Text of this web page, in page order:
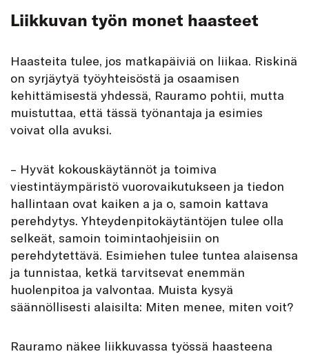
Liikkuvan työn monet haasteet
Haasteita tulee, jos matkapäiviä on liikaa. Riskinä
on syrjäytyä työyhteisöstä ja osaamisen
kehittämisestä yhdessä, Rauramo pohtii, mutta
muistuttaa, että tässä työnantaja ja esimies
voivat olla avuksi.
– Hyvät kokouskäytännöt ja toimiva
viestintäympäristö vuorovaikutukseen ja tiedon
hallintaan ovat kaiken a ja o, samoin kattava
perehdytys. Yhteydenpitokäytäntöjen tulee olla
selkeät, samoin toimintaohjeisiin on
perehdytettävä. Esimiehen tulee tuntea alaisensa
ja tunnistaa, ketkä tarvitsevat enemmän
huolenpitoa ja valvontaa. Muista kysyä
säännöllisesti alaisilta: Miten menee, miten voit?
Rauramo näkee liikkuvassa työssä haasteena